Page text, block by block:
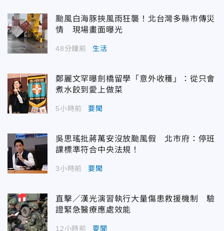
颱風白海豚挾風雨狂襲！北台灣多縣市傳災
情 現場畫面曝光
48分鐘前 生活
鄭麗文罕曝劍橋留學「意外收穫」：從只會
煮水餃到愛上做菜
5小時前 要聞
吳思瑤批蔣萬安沒放颱風假 北市府：停班
課標準符合中央法規！
3小時前 要聞
直擊／漢光演習執行大量傷患救援機制 驗
證緊急醫療應處效能
12小時前 要聞